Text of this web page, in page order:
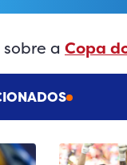
a Copa